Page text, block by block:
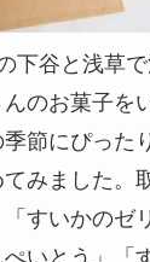
下谷と浅草
のお菓子を
節にぴった
みました。
「すいかのゼ
いとう」「